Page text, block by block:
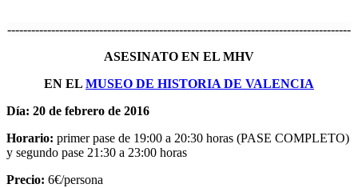
--------------------------------------------------------------------------------------
ASESINATO EN EL MHV
EN EL MUSEO DE HISTORIA DE VALENCIA
Día: 20 de febrero de 2016
Horario: primer pase de 19:00 a 20:30 horas (PASE COMPLETO)
y segundo pase 21:30 a 23:00 horas
Precio: 6€/persona